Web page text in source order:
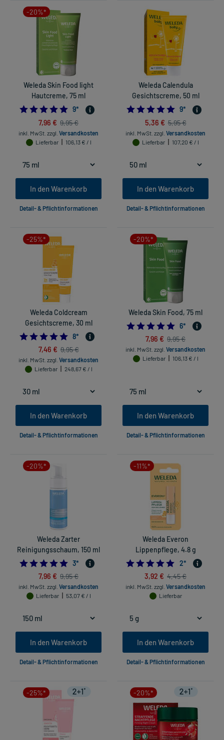
-20%*
Weleda Skin Food light
Hautcreme, 75 ml
5.0
9*
7,96 € 9,95 €
inkl. MwSt. zzgl. Versandkosten
Lieferbar
106,13 € / l
In den Warenkorb
Detail- & Pflichtinformationen
Weleda Calendula
Gesichtscreme, 50 ml
5.0
9*
5,36 € 5,95 €
inkl. MwSt. zzgl. Versandkosten
Lieferbar
107,20 € / l
In den Warenkorb
Detail- & Pflichtinformationen
-25%*
Weleda Coldcream
Gesichtscreme, 30 ml
5.0
8*
7,46 € 9,95 €
inkl. MwSt. zzgl. Versandkosten
Lieferbar
248,67 € / l
In den Warenkorb
Detail- & Pflichtinformationen
-20%*
Weleda Skin Food, 75 ml
5.0
6*
7,96 € 9,95 €
inkl. MwSt. zzgl. Versandkosten
Lieferbar
106,13 € / l
In den Warenkorb
Detail- & Pflichtinformationen
-20%*
Weleda Zarter
Reinigungsschaum, 150 ml
5.0
3*
7,96 € 9,95 €
inkl. MwSt. zzgl. Versandkosten
Lieferbar
53,07 € / l
In den Warenkorb
Detail- & Pflichtinformationen
-11%*
Weleda Everon
Lippenpflege, 4.8 g
5.0
2*
3,92 € 4,45 €
inkl. MwSt. zzgl. Versandkosten
Lieferbar
In den Warenkorb
Detail- & Pflichtinformationen
-25%* -20%*